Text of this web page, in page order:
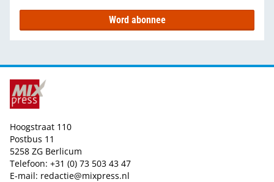
Word abonnee
Hoogstraat 110
Postbus 11
5258 ZG Berlicum
Telefoon: +31 (0) 73 503 43 47
E-mail: redactie@mixpress.nl